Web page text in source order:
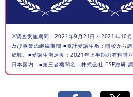
※調査実施期間：2021年9月21日～2021年10
及び事業の継続期間 ■累計受講生数：開校から
総数。■受講生満足度：2021年上半期の有料講
日本国内 ■第三者機関名：株式会社 ESP総研